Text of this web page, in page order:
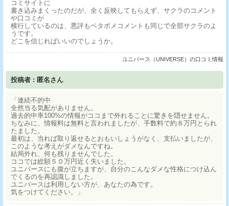
コミサイトに
書き込みまくったのだが、全く反映してもらえず、サクラのコメント
や口コミが
横行しているのは、悪評もベタボメコメントも同じで全部サクラのよ
うです。
どこを信じればいいのでしょうか。
ユニバース（UNIVERSE）の口コミ情報
投稿者 : 匿名さん
「連続不的中
全然当る気配がありません。
過去的中率100%の情報がココまで外れることに驚きを隠せません。
ちなみに、情報料は無料と言われましたが、手数料で約８万円とられ
たました。
最初は、当れば取り返せるとおもいしょうがなく、支払いましたが、
このような考えがダメなんですね。
結局外れ、何も残りませんでした。
ココでは総額５０万円近く失いました。
ユニバースにも腹が立ちますが、自分のこんなダメな性格につけ込ん
でくるのを再認識しました。
ユニバースは利用しない方が、あなたの為です。
気をつけてください。」